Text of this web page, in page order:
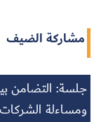
مشاركة الضيف
جلسة: التضامن
ومساءلة